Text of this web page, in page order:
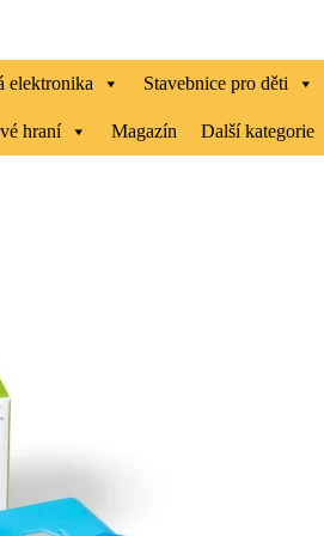
elektronika Stavebnice pro děti
hraní Magazín Další kategorie